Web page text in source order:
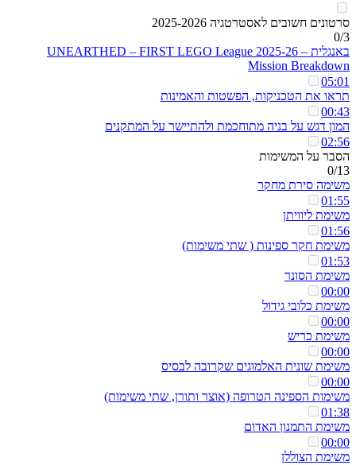
סרטונים חשובים לאסטרטגיה 2025-2026
0/3
באנגלית – UNEARTHED – FIRST LEGO League 2025-26
Mission Breakdown
05:01
תראו את הטכניקות, הפשטות והאמינות
00:43
המון דגש על בניה מתוחכמת ולהתיישר על המתקנים
02:56
הסבר על המשימות
0/13
משימה סירת מחקר
01:55
משימת ליוויתן
01:56
משימת חקר ספינות ( שתי משימות)
01:53
משימת הסונר
00:00
משימת כלובי גידול
00:00
משימת כריש
00:00
משימת שונית האלמוגים שקרובה לבסיס
00:00
משימות הספינה הטרופה (אוצר ותורן, שתי משימות)
01:38
משימת התמנון האדום
00:00
משימת הצוללן